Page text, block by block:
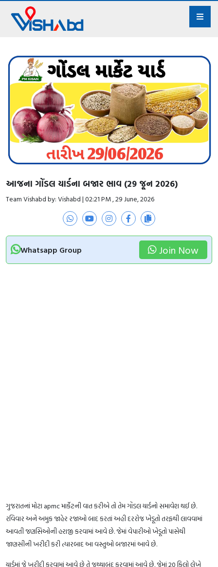
આજના ગોંડલ યાર્ડના બજાર ભાવ (29 જૂન 2026)
Team Vishabd by: Vishabd | 02:21 PM , 29 June, 2026
Whatsapp Group Join Now
ગુજરાતનાં મોટા apmc માર્કેટની વાત કરીએ તો તેમ ગોંડલ યાર્ડનો સમાવેશ થઈ છે.
રવિવાર અને અમુક જાહેર રજાઓ બાદ કરતાં અહી દરરોજ ખેડૂતો તરફથી લાવવામાં
આવતી જણસિઓની હરાજી કરવામાં આવે છે. જેમાં વેપારીઓ ખેડૂતો પાસેથી
જાણસીની ખરીદી કરી ત્યારબાદ આ વસ્તુઓ બજારમાં આવે છે.
યાર્ડમાં જે ખરીદી કરવામાં આવે છે તે જથ્થાબંદ કરવામાં આવે છે. જેમાં 20 કિલો લેખે